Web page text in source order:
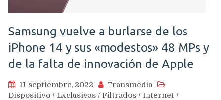
Samsung vuelve a burlarse de los
iPhone 14 y sus «modestos» 48 MPs y
de la falta de innovación de Apple
11 septiembre, 2022
Transmedia
Dispositivo / Exclusivas / Filtrados / Internet /